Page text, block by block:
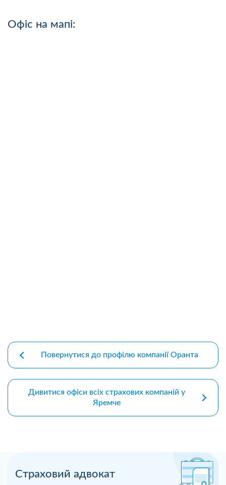
Страховий адвокат
Офіс на мапі:
Повернутися до профілю компанії Оранта
Дивитися офіси всіх страхових компаній у
Яремче